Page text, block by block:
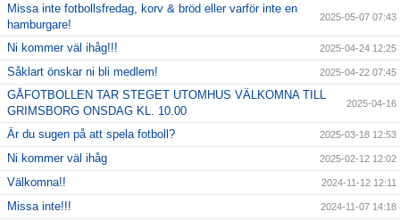
Missa inte fotbollsfredag, korv & bröd eller varför inte en
hamburgare!
2025-05-07 07:43
Ni kommer väl ihåg!!! 2025-04-24 12:25
Såklart önskar ni bli medlem! 2025-04-22 07:45
GÅFOTBOLLEN TAR STEGET UTOMHUS VÄLKOMNA TILL
GRIMSBORG ONSDAG KL. 10.00
2025-04-16
Är du sugen på att spela fotboll? 2025-03-18 12:53
Ni kommer väl ihåg 2025-02-12 12:02
Välkomna!! 2024-11-12 12:11
Missa inte!!! 2024-11-07 14:18